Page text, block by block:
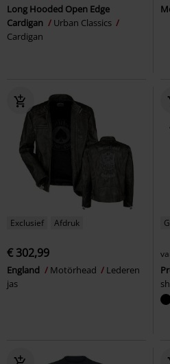
Long Hooded Open Edge
Cardigan
Urban Classics
Cardigan
Exclusief Afdruk
€ 302,99
England Motörhead
Lederen
jas